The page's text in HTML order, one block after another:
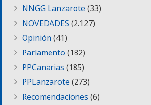
NNGG Lanzarote (33)
NOVEDADES (2.127)
Opinión (41)
Parlamento (182)
PPCanarias (185)
PPLanzarote (273)
Recomendaciones (6)